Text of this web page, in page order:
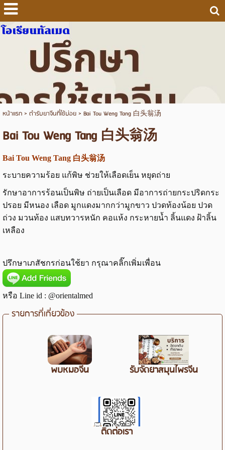
โอเรียนทัลเมด
หน้าแรก> ตำรับยาจีนที่ใช้บ่อย> Bai Tou Weng Tang 白头翁汤
Bai Tou Weng Tang 白头翁汤
Bai Tou Weng Tang 白头翁汤
ระบายความร้อย แก้พิษ ช่วยให้เลือดเย็น หยุดถ่าย
รักษาอาการร้อนเป็นพิษ ถ่ายเป็นเลือด มีอาการถ่ายกระปริดกระ
ปรอย มีหนอง เลือด มูกแดงมากกว่ามูกขาว ปวดท้องน้อย ปวด
ถ่วง มวนท้อง แสบทวารหนัก คอแห้ง กระหายน้ำ ลิ้นแดง ฝ้าลิ้น
เหลือง
ปรึกษาเภสัชกรก่อนใช้ยา กรุณาคลิ๊กเพิ่มเพื่อน
หรือ Line id : @orientalmed
รายการที่เกี่ยวข้อง
พบหมอจีน รับจัดยาสมุนไพรจีน
ติดต่อเรา